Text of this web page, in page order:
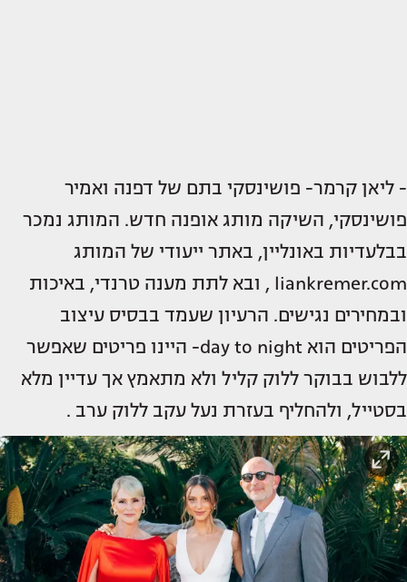
- ליאן קרמר- פושינסקי בתם של דפנה ואמיר
פושינסקי, השיקה מותג אופנה חדש. המותג נמכר
בבלעדיות באונליין, באתר ייעודי של המותג
liankremer.com , ובא לתת מענה טרנדי, באיכות
ובמחירים נגישים. הרעיון שעמד בבסיס עיצוב
הפריטים הוא day to night- היינו פריטים שאפשר
ללבוש בבוקר ללוק קליל ולא מתאמץ אך עדיין מלא
בסטייל, ולהחליף בעזרת נעל עקב ללוק ערב .